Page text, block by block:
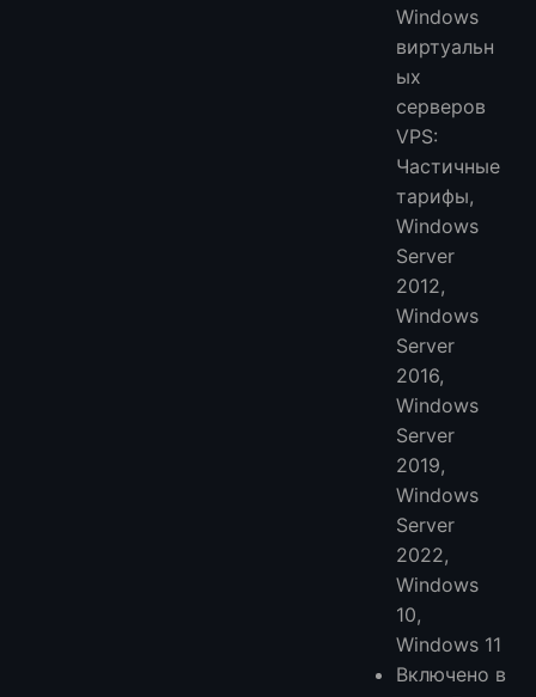
Windows
виртуальн
ых
серверов
VPS:
Частичные
тарифы,
Windows
Server
2012,
Windows
Server
2016,
Windows
Server
2019,
Windows
Server
2022,
Windows
10,
Windows 11
Включено в